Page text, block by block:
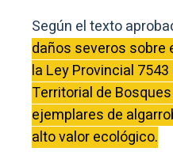
Según el texto
daños severos sobre
la Ley Provincial
Territorial de
ejemplares de
alto valor ecológico.